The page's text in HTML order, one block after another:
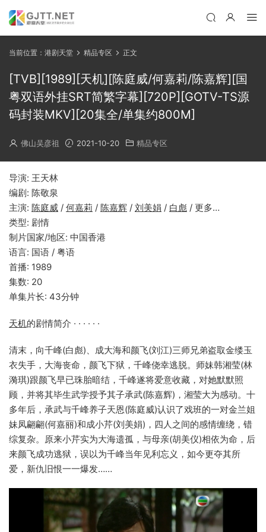
当前位置： 港剧天堂 精品专区 正文
[TVB][1989][天机][陈庭威/何嘉莉/陈嘉辉][国
粤双语外挂SRT简繁字幕][720P][GOTV-TS源
码封装MKV][20集全/单集约800M]
佛山吴彦祖 2021-10-20 精品专区
导演: 王天林
编剧: 陈敬泉
主演: 陈庭威 / 何嘉莉 / 陈嘉辉 / 刘美娟 / 白彪 / 更多…
类型: 剧情
制片国家/地区: 中国香港
语言: 国语 / 粤语
首播: 1989
集数: 20
单集片长: 43分钟
天机的剧情简介 · · · · · ·
清末，向千峰(白彪)、成大海和颜飞(刘江)三师兄弟盗取金缕玉
衣失手，大海丧命，颜飞下狱，千峰侥幸逃脱。师妹韩湘莹(林
漪琪)跟颜飞早已珠胎暗结，千峰遂将爱意收藏，对她默默照
顾，并将其毕生武学授予其子承武(陈嘉辉)，湘莹大为感动。十
多年后，承武与千峰养子天恩(陈庭威)认识了戏班的一对金兰姐
妹凤翩翩(何嘉丽)和成小芹(刘美娟)，四人之间的感情缠绕，错
综复杂。原来小芹实为大海遗孤，与母亲(胡美仪)相依为命，后
来颜飞成功逃狱，误以为千峰当年见利忘义，如今更夺其所
爱，新仇旧恨一一爆发……